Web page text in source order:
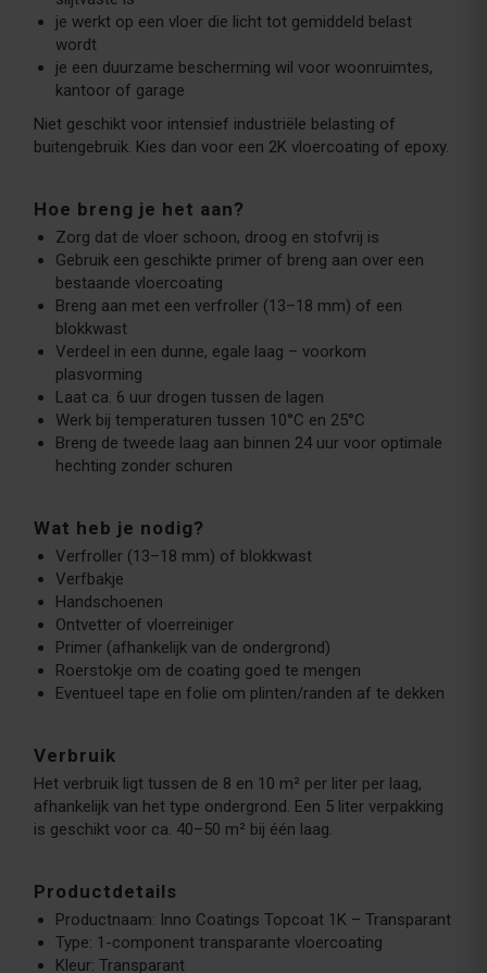
je werkt op een vloer die licht tot gemiddeld belast
wordt
je een duurzame bescherming wil voor woonruimtes,
kantoor of garage
Niet geschikt voor intensief industriële belasting of
buitengebruik. Kies dan voor een 2K vloercoating of epoxy.
Hoe breng je het aan?
Zorg dat de vloer schoon, droog en stofvrij is
Gebruik een geschikte primer of breng aan over een
bestaande vloercoating
Breng aan met een verfroller (13–18 mm) of een
blokkwast
Verdeel in een dunne, egale laag – voorkom
plasvorming
Laat ca. 6 uur drogen tussen de lagen
Werk bij temperaturen tussen 10°C en 25°C
Breng de tweede laag aan binnen 24 uur voor optimale
hechting zonder schuren
Wat heb je nodig?
Verfroller (13–18 mm) of blokkwast
Verfbakje
Handschoenen
Ontvetter of vloerreiniger
Primer (afhankelijk van de ondergrond)
Roerstokje om de coating goed te mengen
Eventueel tape en folie om plinten/randen af te dekken
Verbruik
Het verbruik ligt tussen de 8 en 10 m² per liter per laag,
afhankelijk van het type ondergrond. Een 5 liter verpakking
is geschikt voor ca. 40–50 m² bij één laag.
Productdetails
Productnaam: Inno Coatings Topcoat 1K – Transparant
Type: 1-component transparante vloercoating
Kleur: Transparant